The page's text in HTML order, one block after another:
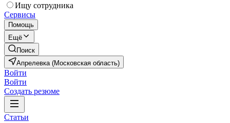
Ищу сотрудника
Сервисы
Помощь
Ещё
Поиск
Апрелевка (Московская область)
Войти
Войти
Создать резюме
Статьи